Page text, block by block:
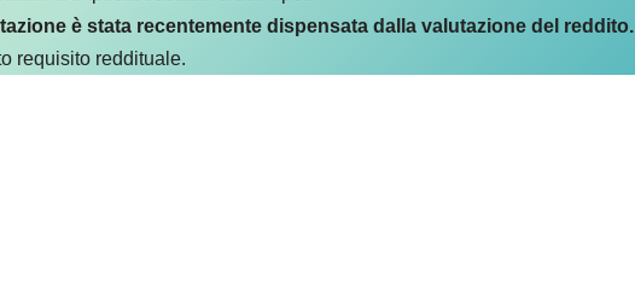
è stata recentemente dispensata dalla valutazione del reddito.
requisito reddituale.